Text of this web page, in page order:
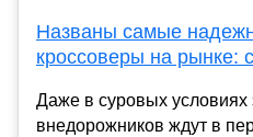
Названы самые
кроссоверы на рынке:
Даже в суровых условиях
внедорожников ждут в